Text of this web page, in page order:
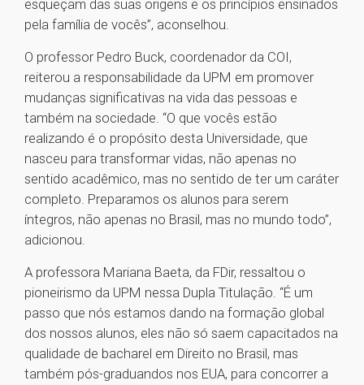
esqueçam das suas origens e os princípios ensinados
pela família de vocês”, aconselhou.
O professor Pedro Buck, coordenador da COI,
reiterou a responsabilidade da UPM em promover
mudanças significativas na vida das pessoas e
também na sociedade. “O que vocês estão
realizando é o propósito desta Universidade, que
nasceu para transformar vidas, não apenas no
sentido acadêmico, mas no sentido de ter um caráter
completo. Preparamos os alunos para serem
íntegros, não apenas no Brasil, mas no mundo todo”,
adicionou.
A professora Mariana Baeta, da FDir, ressaltou o
pioneirismo da UPM nessa Dupla Titulação. “É um
passo que nós estamos dando na formação global
dos nossos alunos, eles não só saem capacitados na
qualidade de bacharel em Direito no Brasil, mas
também pós-graduandos nos EUA, para concorrer a